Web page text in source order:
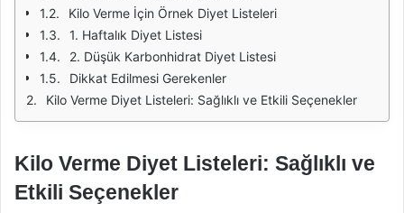
Kilo Verme İçin Örnek Diyet Listeleri
1. Haftalık Diyet Listesi
2. Düşük Karbonhidrat Diyet Listesi
Dikkat Edilmesi Gerekenler
Kilo Verme Diyet Listeleri: Sağlıklı ve Etkili Seçenekler
Kilo Verme Diyet Listeleri: Sağlıklı ve
Etkili Seçenekler